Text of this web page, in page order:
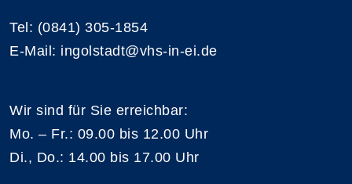
Tel: (0841) 305-1854
E-Mail: ingolstadt@vhs-in-ei.de
Wir sind für Sie erreichbar:
Mo. – Fr.: 09.00 bis 12.00 Uhr
Di., Do.: 14.00 bis 17.00 Uhr